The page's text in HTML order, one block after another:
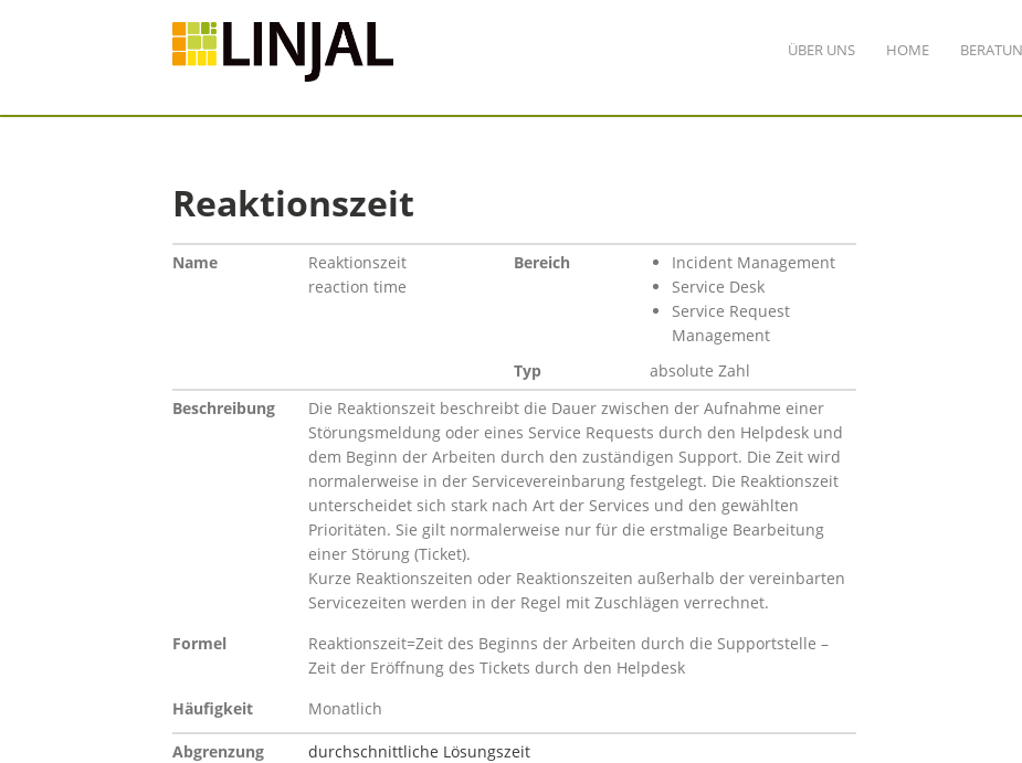
ÜBER UNS HOME
Reaktionszeit
Name
Reaktionszeit
reaction time
Bereich
Incident Management
Service Desk
Service Request
Management
Typ
absolute Zahl
Beschreibung
Die Reaktionszeit beschreibt die Dauer zwischen der Aufnahme einer
Störungsmeldung oder eines Service Requests durch den Helpdesk und
dem Beginn der Arbeiten durch den zuständigen Support. Die Zeit wird
normalerweise in der Servicevereinbarung festgelegt. Die Reaktionszeit
unterscheidet sich stark nach Art der Services und den gewählten
Prioritäten. Sie gilt normalerweise nur für die erstmalige Bearbeitung
einer Störung (Ticket).
Kurze Reaktionszeiten oder Reaktionszeiten außerhalb der vereinbarten
Servicezeiten werden in der Regel mit Zuschlägen verrechnet.
Formel
Reaktionszeit=Zeit des Beginns der Arbeiten durch die Supportstelle –
Zeit der Eröffnung des Tickets durch den Helpdesk
Häufigkeit
Monatlich
Abgrenzung
durchschnittliche Lösungszeit